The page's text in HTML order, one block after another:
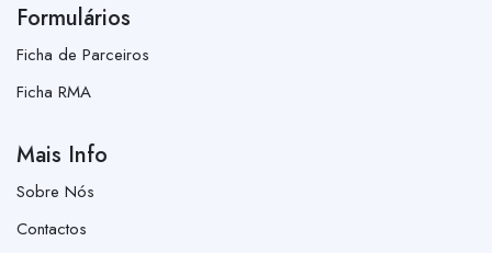
Formulários
Ficha de Parceiros
Ficha RMA
Mais Info
Sobre Nós
Contactos